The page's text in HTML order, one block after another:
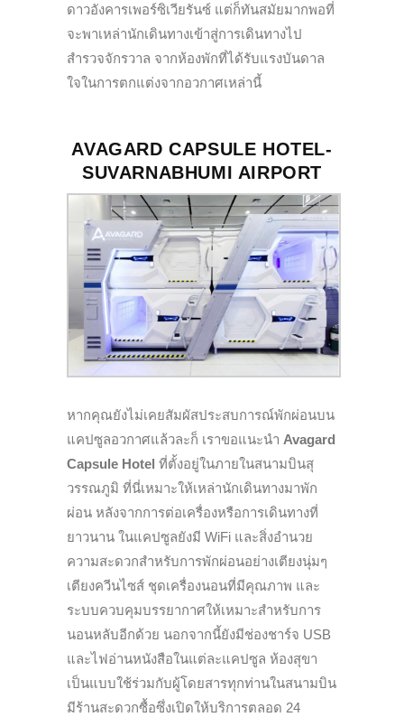
ดาวอังคารเพอร์ซิเวียรันซ์ แต่ก็ทันสมัยมากพอที่
จะพาเหล่านักเดินทางเข้าสู่การเดินทางไป
สำรวจจักรวาล จากห้องพักที่ได้รับแรงบันดาล
ใจในการตกแต่งจากอวกาศเหล่านี้
AVAGARD CAPSULE HOTEL-
SUVARNABHUMI AIRPORT
หากคุณยังไม่เคยสัมผัสประสบการณ์พักผ่อนบน
แคปซูลอวกาศแล้วละก็ เราขอแนะนำ Avagard
Capsule Hotel ที่ตั้งอยู่ในภายในสนามบินสุ
วรรณภูมิ ที่นี่เหมาะให้เหล่านักเดินทางมาพัก
ผ่อน หลังจากการต่อเครื่องหรือการเดินทางที่
ยาวนาน ในแคปซูลยังมี WiFi และสิ่งอำนวย
ความสะดวกสำหรับการพักผ่อนอย่างเตียงนุ่มๆ
เตียงควีนไซส์ ชุดเครื่องนอนที่มีคุณภาพ และ
ระบบควบคุมบรรยากาศให้เหมาะสำหรับการ
นอนหลับอีกด้วย นอกจากนี้ยังมีช่องชาร์จ USB
และไฟอ่านหนังสือในแต่ละแคปซูล ห้องสุขา
เป็นแบบใช้ร่วมกับผู้โดยสารทุกท่านในสนามบิน
มีร้านสะดวกซื้อซึ่งเปิดให้บริการตลอด 24